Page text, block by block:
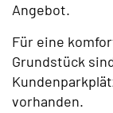
Angebot.
Für eine
Grundstück
vorhanden.